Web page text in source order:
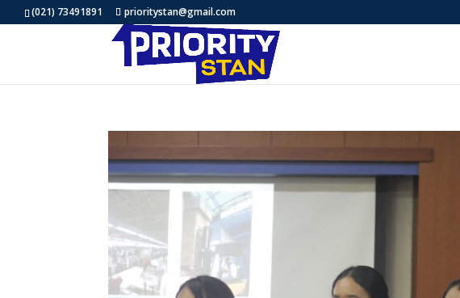
(021) 73491891 prioritystan@gmail.com